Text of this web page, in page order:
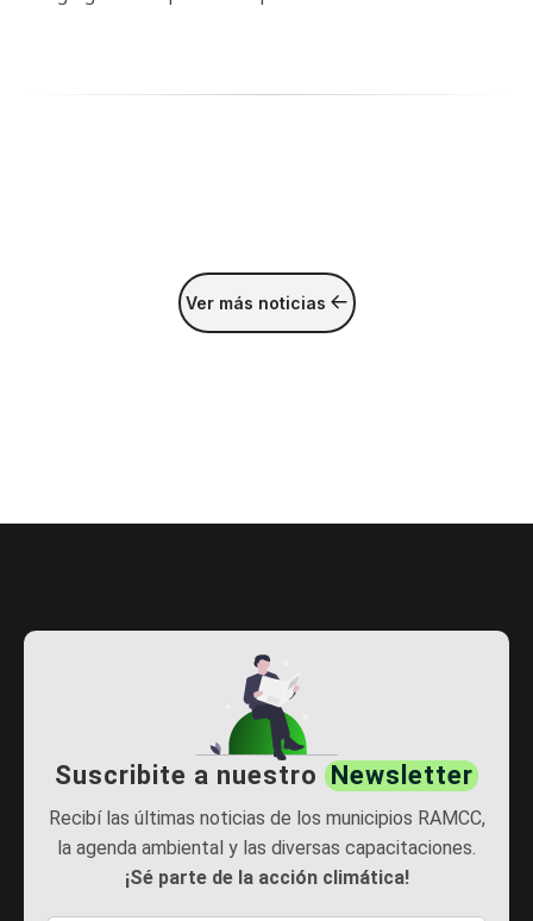
Ver más noticias
Suscribite a nuestro Newsletter
Recibí las últimas noticias de los municipios RAMCC,
la agenda ambiental y las diversas capacitaciones.
¡Sé parte de la acción climática!